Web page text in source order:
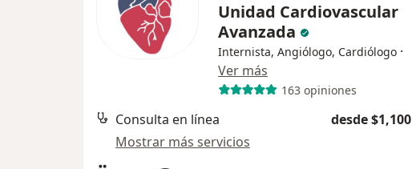
Unidad Cardiovascular
Avanzada
Internista, Angiólogo, Cardiólogo ·
Ver más
163 opiniones
Consulta en línea
desde $1,100
Mostrar más servicios